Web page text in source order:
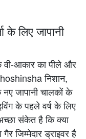
के लिए जापानी
आकार का पीले और
निशान,
नए जापानी चालकों के
के पहले वर्ष के लिए
संकेत है कि क्या
जिम्मेदार ड्राइवर है